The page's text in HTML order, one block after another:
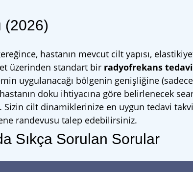
(2026)
hastanın mevcut cilt yapısı,
üzerinden standart bir radyofrekans
uygulanacağı bölgenin genişliğine
doku ihtiyacına göre belirlenecek
cilt dinamiklerinize en uygun tedavi
randevusu talep edebilirsiniz.
Sıkça Sorulan Sorular